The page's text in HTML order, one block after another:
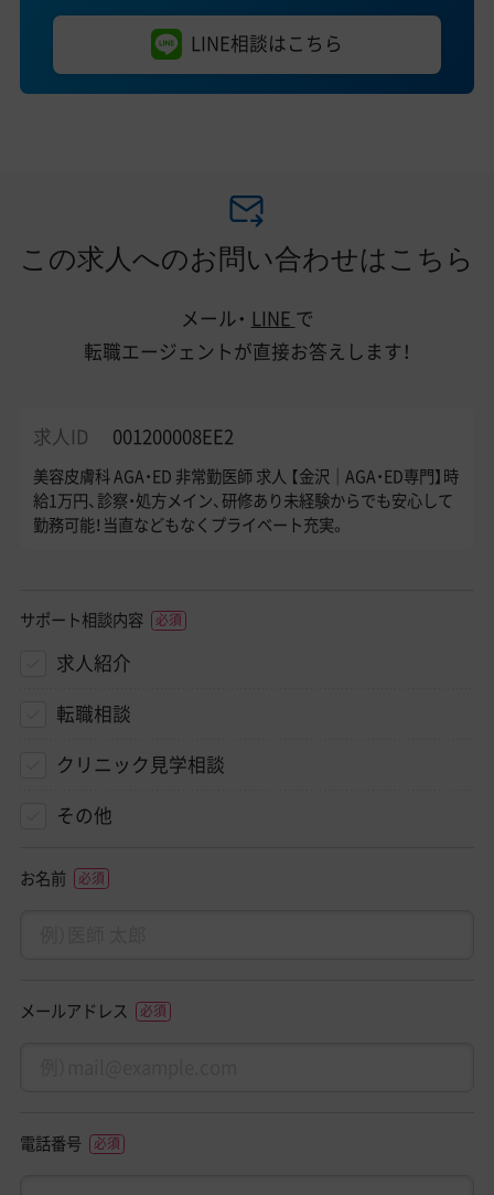
LINE相談はこちら
この求人へのお問い合わせはこちら
メール・ LINE で
転職エージェントが直接お答えします！
求人ID 001200008EE2
美容皮膚科 AGA・ED 非常勤医師 求人 【金沢｜AGA・ED専門】時
給1万円、診察・処方メイン、研修あり未経験からでも安心して
勤務可能！当直などもなくプライベート充実。
サポート相談内容
求人紹介
転職相談
クリニック見学相談
その他
お名前
メールアドレス
電話番号